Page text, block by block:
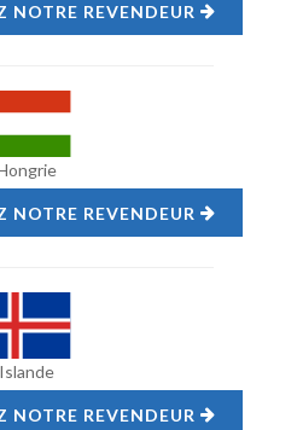
NOTRE REVENDEUR
NOTRE REVENDEUR
Islande
NOTRE REVENDEUR